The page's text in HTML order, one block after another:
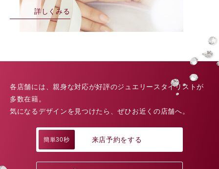
詳しくみる
各店舗には、親身な対応が好評のジュエリースタイリストが
多数在籍。
気になるデザインを見つけたら、ぜひお近くの店舗へ。
簡単30秒 来店予約をする